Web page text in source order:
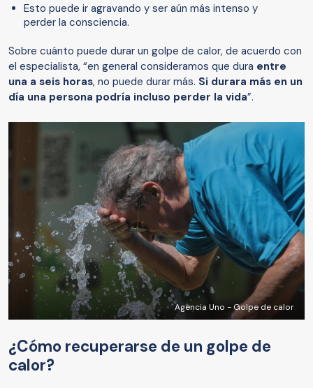
Esto puede ir agravando y ser aún más intenso y
perder la consciencia.
Sobre cuánto puede durar un golpe de calor, de acuerdo con
el especialista, “en general consideramos que dura entre
una a seis horas, no puede durar más. Si durara más en un
día una persona podría incluso perder la vida”.
Agencia Uno - Golpe de calor
¿Cómo recuperarse de un golpe de
calor?